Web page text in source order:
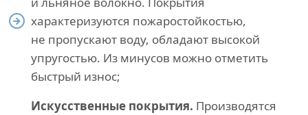
характеризуются пожаростойкостью,
не пропускают воду, обладают высокой
упругостью. Из минусов можно отметить
быстрый износ;
Искусственные покрытия. Производятся